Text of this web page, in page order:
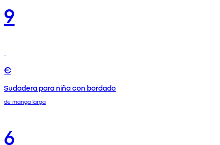
9
€
Sudadera para niña con bordado
de manga larga
6